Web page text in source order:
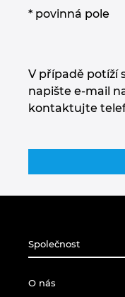
* povinná pole
V případě potíží
napište e-mail
kontaktujte
Společnost
O nás